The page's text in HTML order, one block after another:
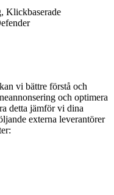
Klickbaserade
vi bättre förstå och
och optimera
detta jämför vi dina
externa leverantörer